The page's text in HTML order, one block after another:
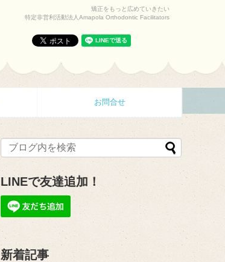
矯正をもっと広めていきたい
特定非営利活動法人Amapola Orthodontic Facilitators
お問合せ
LINEで友達追加！
新着記事